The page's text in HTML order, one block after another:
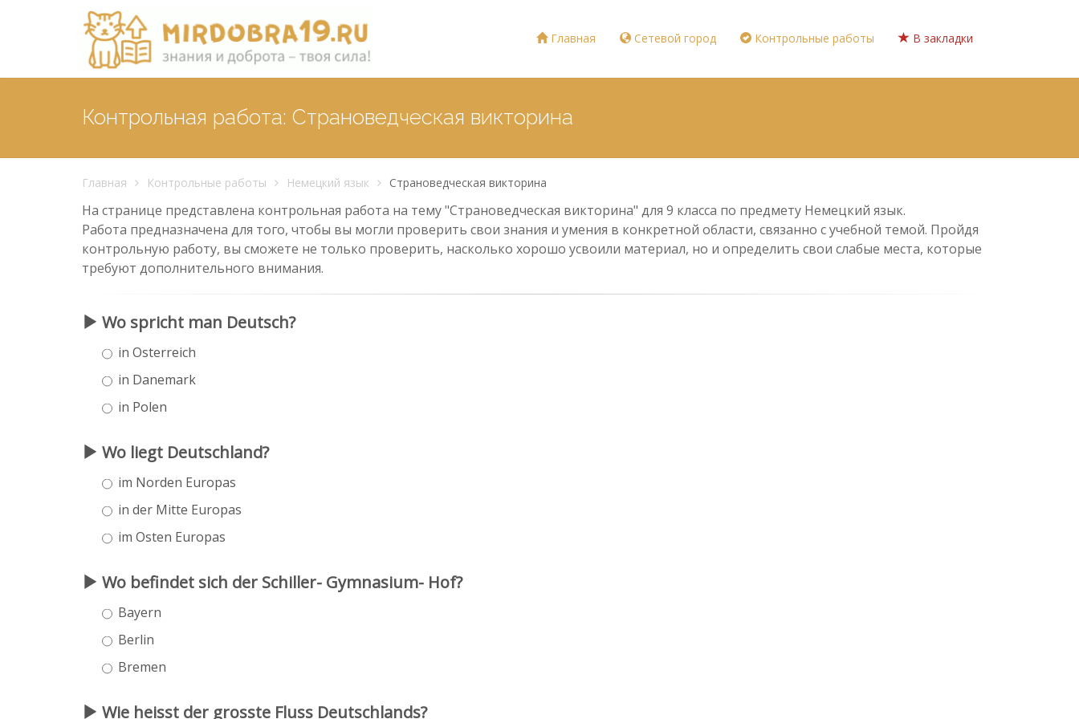
Главная Сетевой город Контрольные работы В закладки
Контрольная работа: Страноведческая викторина
Главная Контрольные работы Немецкий язык Страноведческая викторина
На странице представлена контрольная работа на тему "Страноведческая викторина" для 9 класса по предмету Немецкий язык.
Работа предназначена для того, чтобы вы могли проверить свои знания и умения в конкретной области, связанно с учебной темой. Пройдя
контрольную работу, вы сможете не только проверить, насколько хорошо усвоили материал, но и определить свои слабые места, которые
требуют дополнительного внимания.
Wo spricht man Deutsch?
in Osterreich
in Danemark
in Polen
Wo liegt Deutschland?
im Norden Europas
in der Mitte Europas
im Osten Europas
Wo befindet sich der Schiller- Gymnasium- Hof?
Bayern
Berlin
Bremen
Wie heisst der grosste Fluss Deutschlands?